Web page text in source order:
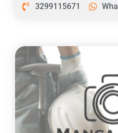
3299115671